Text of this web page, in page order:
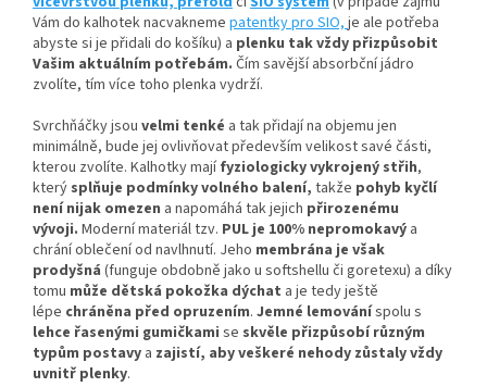
Vám do kalhotek nacvakneme patentky pro SIO,je ale potřeba
abyste si je přidali do košíku) a plenku tak vždy přizpůsobit
Vašim aktuálním potřebám. Čím savější absorbční jádro
zvolíte, tím více toho plenka vydrží.
Svrchňáčky jsou velmi tenké a tak přidají na objemu jen
minimálně, bude jej ovlivňovat především velikost savé části,
kterou zvolíte. Kalhotky majífyziologicky vykrojený střih,
který splňuje podmínky volného balení, takže pohyb kyčlí
není nijak omezen a napomáhá tak jejich přirozenému
vývoji. Moderní materiál tzv. PUL je 100% nepromokavý a
chrání oblečení od navlhnutí. Jeho membrána je však
prodyšná (funguje obdobně jako u softshellu či goretexu) a díky
tomu může dětská pokožka dýchat a je tedy ještě
lépe chráněna před opruzením. Jemné lemováníspolu s
lehce řasenými gumičkami se skvěle přizpůsobí různým
typům postavy a zajistí, aby veškeré nehody zůstaly vždy
uvnitř plenky.